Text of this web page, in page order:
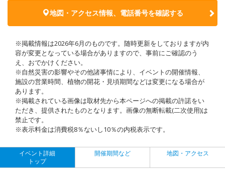
地図・アクセス情報、電話番号を確認する
※掲載情報は2026年6月のものです。随時更新をしておりますが内
容が変更となっている場合がありますので、事前にご確認のう
え、おでかけください。
※自然災害の影響やその他諸事情により、イベントの開催情報、
施設の営業時間、植物の開花・見頃期間などは変更になる場合が
あります。
※掲載されている画像は取材先から本ページへの掲載の許諾をい
ただき、提供されたものとなります。画像の無断転載(二次使用)は
禁止です。
※表示料金は消費税8％ないし10％の内税表示です。
イベント詳細
トップ
開催期間など 地図・アクセス